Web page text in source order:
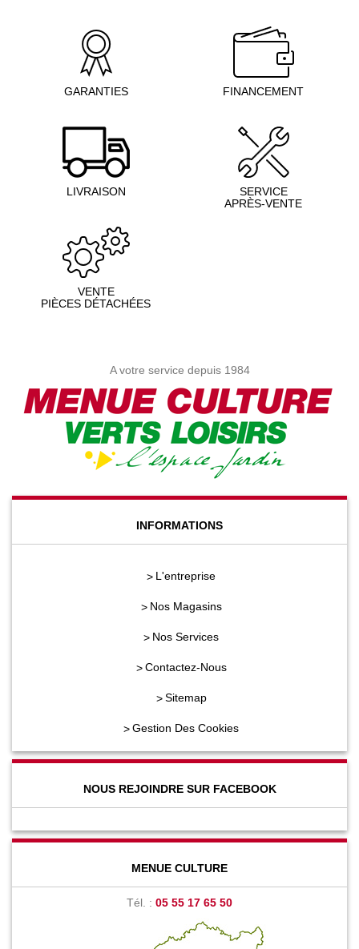
GARANTIES FINANCEMENT
LIVRAISON
SERVICE
APRÈS-VENTE
VENTE
PIÈCES DÉTACHÉES
A votre service depuis 1984
INFORMATIONS
L'entreprise
Nos Magasins
Nos Services
Contactez-Nous
Sitemap
Gestion Des Cookies
NOUS REJOINDRE SUR FACEBOOK
MENUE CULTURE
Tél. : 05 55 17 65 50